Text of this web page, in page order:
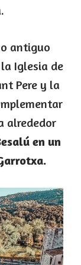
antiguo
Iglesia de
Pere y la
alrededor
en un